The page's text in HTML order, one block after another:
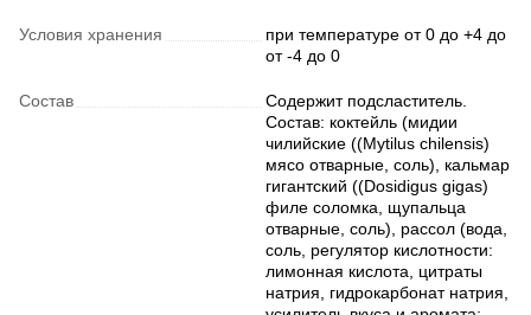
Условия хранения
при температуре от 0 до +4 до
от -4 до 0
Состав
Содержит подсластитель.
Состав: коктейль (мидии
чилийские ((Mytilus chilensis)
мясо отварные, соль), кальмар
гигантский ((Dosidigus gigas)
филе соломка, щупальца
отварные, соль), рассол (вода,
соль, регулятор кислотности:
лимонная кислота, цитраты
натрия, гидрокарбонат натрия,